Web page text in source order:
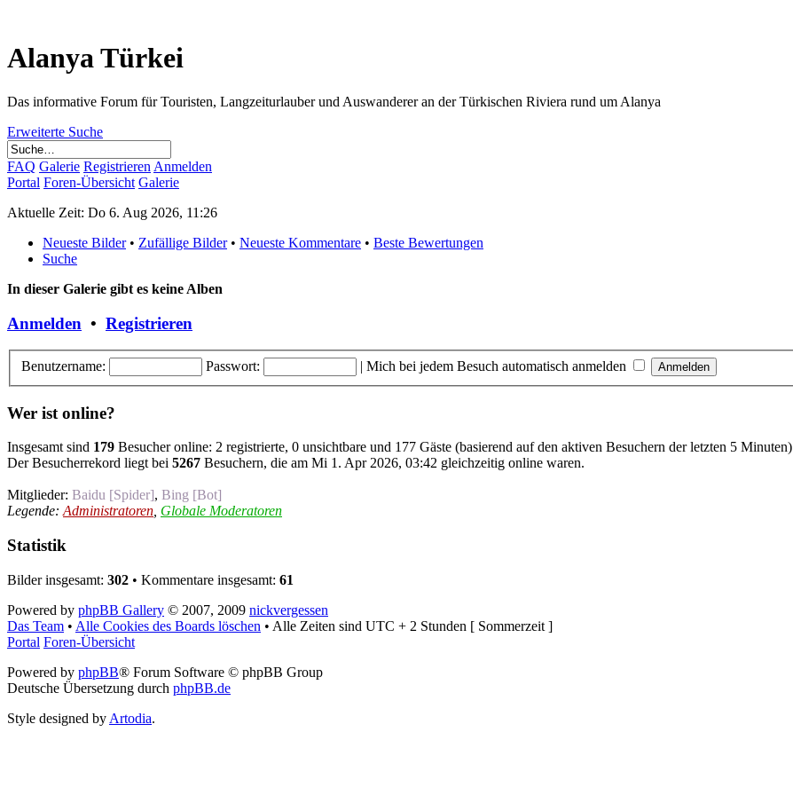
Alanya Türkei
Das informative Forum für Touristen, Langzeiturlauber und Auswanderer an der Türkischen Riviera rund um Alanya
Erweiterte Suche
FAQ Galerie Registrieren Anmelden
Portal Foren-Übersicht Galerie
Aktuelle Zeit: Do 6. Aug 2026, 11:26
Neueste Bilder• Zufällige Bilder• Neueste Kommentare • Beste Bewertungen
Suche
In dieser Galerie gibt es keine Alben
Anmelden • Registrieren
Benutzername: Passwort: | Mich bei jedem Besuch automatisch anmelden
Wer ist online?
Insgesamt sind 179 Besucher online: 2 registrierte, 0 unsichtbare und 177 Gäste (basierend auf den aktiven Besuchern der letzten 5 Minuten)
Der Besucherrekord liegt bei 5267 Besuchern, die am Mi 1. Apr 2026, 03:42 gleichzeitig online waren.
Mitglieder: Baidu [Spider], Bing [Bot]
Legende: Administratoren Globale Moderatoren
Statistik
Bilder insgesamt: 302 • Kommentare insgesamt: 61
Powered by phpBB Gallery © 2007, 2009 nickvergessen
Das Team • Alle Cookies des Boards löschen • Alle Zeiten sind UTC + 2 Stunden [ Sommerzeit ]
Portal Foren-Übersicht
Powered by phpBB® Forum Software © phpBB Group
Deutsche Übersetzung durch phpBB.de
Style designed by Artodia.